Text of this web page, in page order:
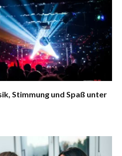
Stimmung und Spaß unter